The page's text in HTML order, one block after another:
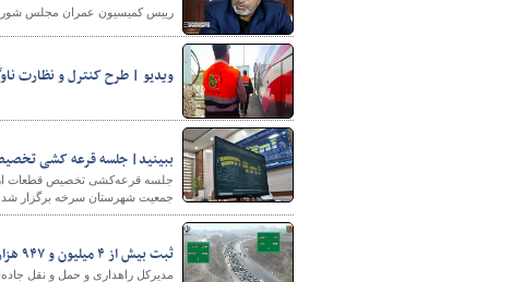
رییس کمیسیون عمران مجلس شورای
ویدیو | طرح کنترل و نظارت
ببینید| جلسه قرعه کشی
جمعیت شهرستان سرخه برگزار شد.
ثبت بیش از ۴ میلیون و ۹۴۷ هزار تردد وسایل نقلیه در جاده‌های استان ایلام